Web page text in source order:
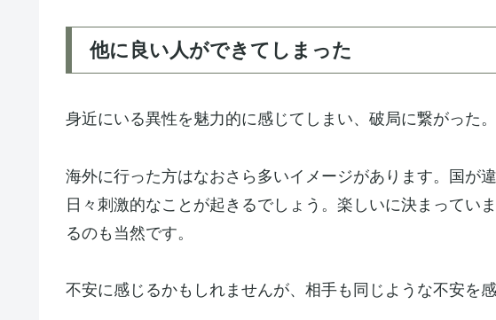
他に良い人ができてしまった
身近にいる異性を魅力的に感じてしまい、破局に繋がった
海外に行った方はなおさら多いイメージがあります。国が
日々刺激的なことが起きるでしょう。楽しいに決まってい
るのも当然です。
不安に感じるかもしれませんが、相手も同じような不安を